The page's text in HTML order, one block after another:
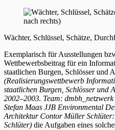
Wächter, Schlüssel, Schätze,
Exemplarisch für Ausstellungen
Wettbewerbsbeitrag für ein
staatlichen Burgen, Schlösser und
(Realisierungswettbewerb
staatlichen Burgen, Schlösser und
2002–2003. Team:
Stefan Maas JJB Environmental
Architektur Contor Müller
Schlüter) die Aufgaben eines